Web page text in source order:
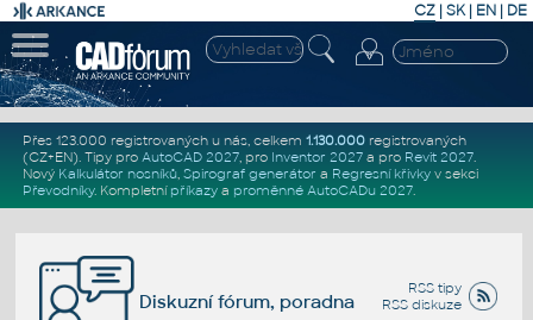
CZ | SK| EN | DE
Přes 123.000 registrovaných u nás, celkem 1.130.000registrovaných
(CZ+EN). Tipy pro AutoCAD 2027, pro Inventor 2027a pro Revit 2027.
Nový Kalkulátor nosníků, Spirograf generátor a Regresní křivkyv sekci
Převodníky. Kompletní příkazya proměnné AutoCADu 2027.
RSS tipy
RSS diskuze
Diskuzní fórum, poradna